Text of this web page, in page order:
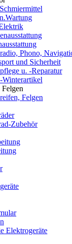
Phono,
und Sicherheit
u. -Reparatur
Winterartikel
Felgen
Zubehör
Elektrogeräte